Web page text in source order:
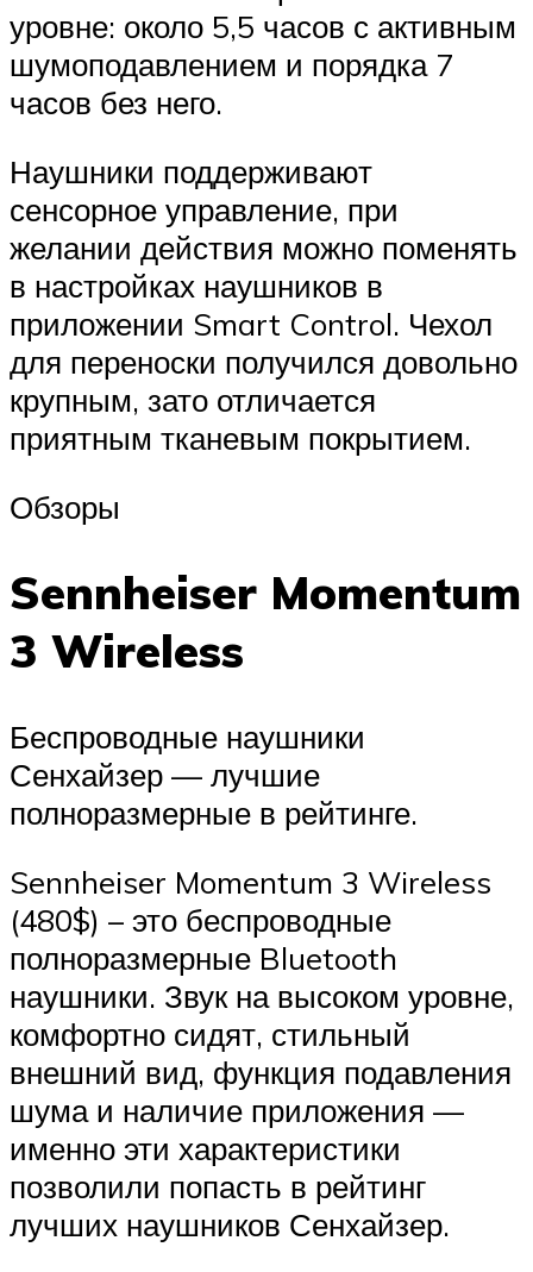
уровне: около 5,5 часов с активным
шумоподавлением и порядка 7
часов без него.
Наушники поддерживают
сенсорное управление, при
желании действия можно поменять
в настройках наушников в
приложении Smart Control. Чехол
для переноски получился довольно
крупным, зато отличается
приятным тканевым покрытием.
Обзоры
Sennheiser Momentum
3 Wireless
Беспроводные наушники
Сенхайзер — лучшие
полноразмерные в рейтинге.
Sennheiser Momentum 3 Wireless
(480$) – это беспроводные
полноразмерные Bluetooth
наушники. Звук на высоком уровне,
комфортно сидят, стильный
внешний вид, функция подавления
шума и наличие приложения —
именно эти характеристики
позволили попасть в рейтинг
лучших наушников Сенхайзер.